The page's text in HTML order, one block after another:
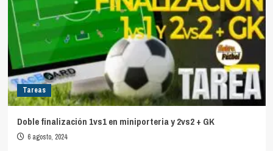
Tareas
Doble finalización 1vs1 en miniporteria y 2vs2 + GK
6 agosto, 2024